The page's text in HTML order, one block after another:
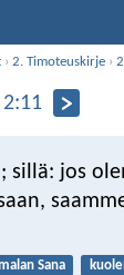
›2. Timoteuskirje ›2
sillä: jos
Sana